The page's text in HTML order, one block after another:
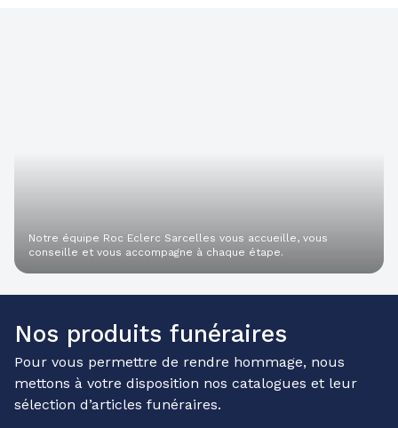
Notre équipe Roc Eclerc Sarcelles vous accueille, vous
conseille et vous accompagne à chaque étape.
Nos produits funéraires
Pour vous permettre de rendre hommage, nous
mettons à votre disposition nos catalogues et leur
sélection d’articles funéraires.